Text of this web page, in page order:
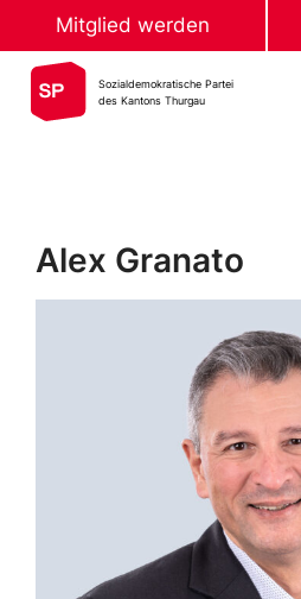
Mitglied werden
Sozialdemokratische Partei
des Kantons Thurgau
Alex Granato